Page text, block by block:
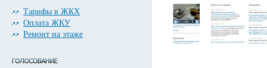
Тарифы в ЖКХ
Оплата ЖКУ
Ремонт на этаже